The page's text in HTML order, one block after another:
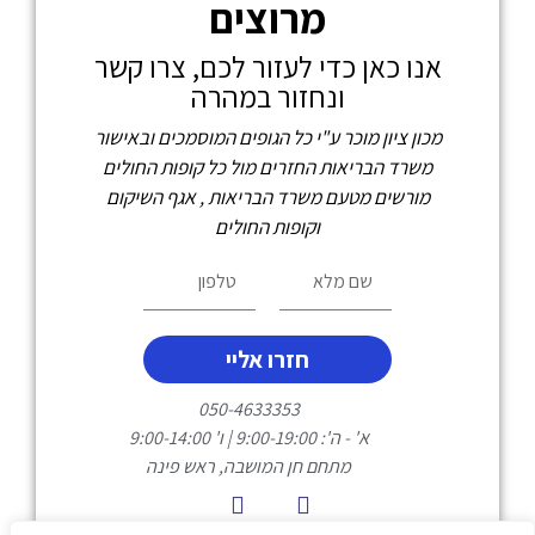
מרוצים
אנו כאן כדי לעזור לכם, צרו קשר
ונחזור במהרה
מכון ציון מוכר ע"י כל הגופים המוסמכים ובאישור
משרד הבריאות החזרים מול כל קופות החולים
מורשים מטעם משרד הבריאות , אגף השיקום
וקופות החולים
חזרו אליי
050-4633353
א' - ה': 9:00-19:00 | ו' 9:00-14:00
מתחם חן המושבה, ראש פינה